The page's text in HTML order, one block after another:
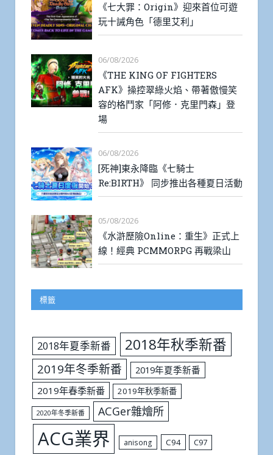
《七大罪：Origin》迎來首位可遊
玩十誡角色「德里艾利」
06/08/2026
《THE KING OF FIGHTERS
AFK》操控翠綠火焰、帶著傲慢笑
容的格鬥家「阿修．克里門森」登
場
06/08/2026
[死神]東永降臨《七騎士
Re:BIRTH》 同步推出各種夏日活動
05/08/2026
《水滸歷險Online：重生》正式上
線！經典 PCMMORPG 再戰梁山
標籤
2018年夏季新番 2018年秋季新番
2019年冬季新番
2019年夏季新番
2019年春季新番
2019年秋季新番
2020年冬季新番 ACGer雜燴所
ACG業界 anisong C94 C97